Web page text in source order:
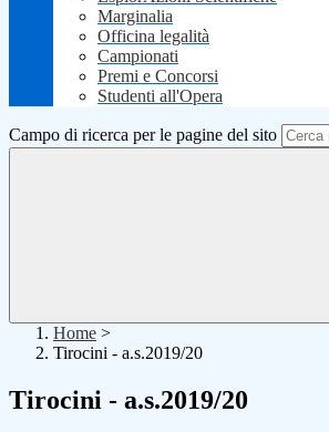
Marginalia
Officina legalità
Campionati
Premi e Concorsi
Studenti all'Opera
Campo di ricerca per le pagine del sito
Home >
Tirocini - a.s.2019/20
Tirocini - a.s.2019/20